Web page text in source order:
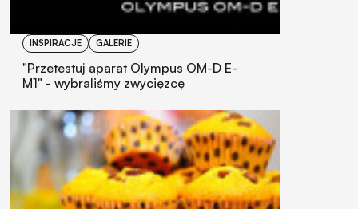
INSPIRACJE GALERIE
"Przetestuj aparat Olympus OM-D E-
M1" - wybraliśmy zwycięzcę